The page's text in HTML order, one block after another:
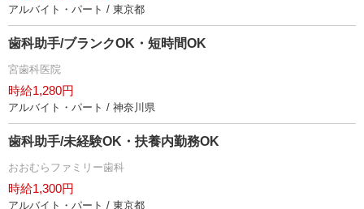
アルバイト・パート / 東京都
歯科助手/ブランクOK・短時間OK
宮歯科医院
時給1,280円
アルバイト・パート / 神奈川県
歯科助手/未経験OK・扶養内勤務OK
おおむらファミリー歯科
時給1,300円
アルバイト・パート / 東京都